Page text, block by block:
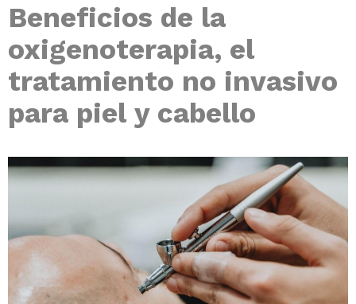
Beneficios de la
oxigenoterapia, el
tratamiento no invasivo
para piel y cabello